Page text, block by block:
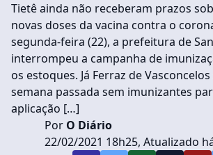
Tietê ainda não receberam prazos
novas doses da vacina contra o
segunda-feira (22), a prefeitura de
interrompeu a campanha de
os estoques. Já Ferraz de
semana passada sem imunizantes
aplicação […]
Por O Diário
22/02/2021 18h25, Atualizado